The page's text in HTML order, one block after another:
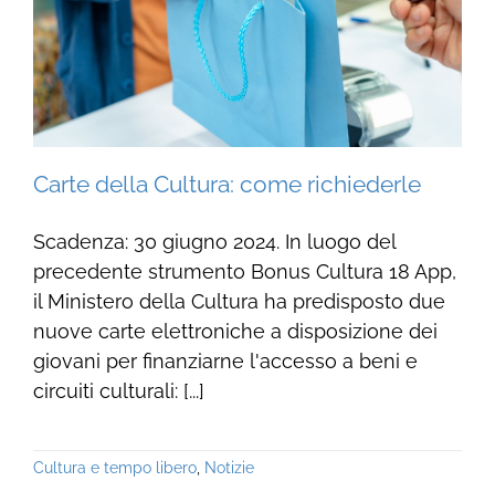
Carte della Cultura: come richiederle
Scadenza: 30 giugno 2024. In luogo del
precedente strumento Bonus Cultura 18 App,
il Ministero della Cultura ha predisposto due
nuove carte elettroniche a disposizione dei
giovani per finanziarne l'accesso a beni e
circuiti culturali: [...]
Cultura e tempo libero, Notizie